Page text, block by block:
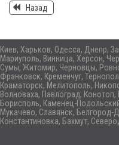
Назад
Киев, Харьков, Одесса, Днепр,
Мариуполь, Винница, Херсон,
Сумы, Житомир, Черновцы,
Франковск, Кременчуг,
Краматорск, Мелитополь,
Волноваха, Павлоград,
Борисполь, Каменец-
Мукачево, Славянск, Белгород-
Константиновка, Бахмут,